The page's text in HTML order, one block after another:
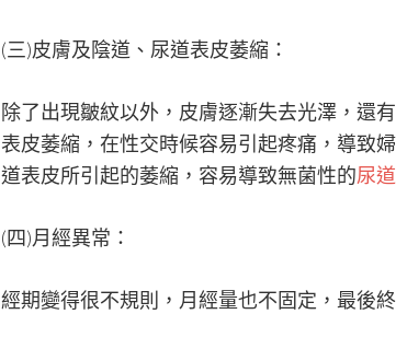
(三)皮膚及陰道、尿道表皮萎縮：
除了出現皺紋以外，皮膚逐漸失去光澤，還
表皮萎縮，在性交時候容易引起疼痛，導致
道表皮所引起的萎縮，容易導致無菌性的尿
(四)月經異常：
經期變得很不規則，月經量也不固定，最後